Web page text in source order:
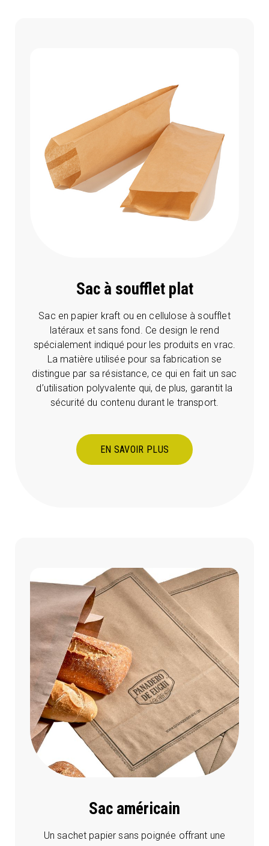
Sac à soufflet plat
Sac en papier kraft ou en cellulose à soufflet
latéraux et sans fond. Ce design le rend
spécialement indiqué pour les produits en vrac.
La matière utilisée pour sa fabrication se
distingue par sa résistance, ce qui en fait un sac
d’utilisation polyvalente qui, de plus, garantit la
sécurité du contenu durant le transport.
EN SAVOIR PLUS
Sac américain
Un sachet papier sans poignée offrant une